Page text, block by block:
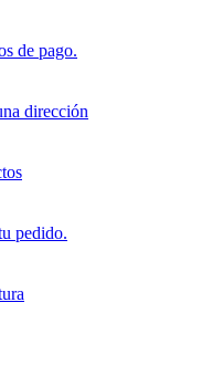
de pago.
dirección
pedido.